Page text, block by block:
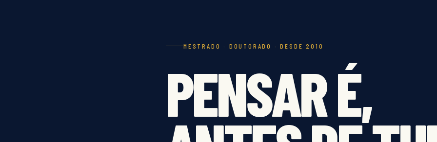
MESTRADO · DOUTORADO · DESDE 2010
PENSAR É,